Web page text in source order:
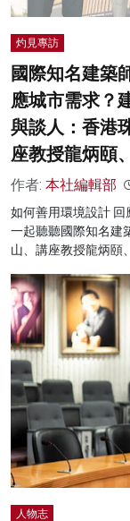
灼見專訪
國際知名建築
應城市需求？
與談人：香港
座教授龍炳頤
作者: 本社編輯部
如何善用環境設計 回
一起聽聽國際知名建
山、講座教授龍炳頤
人物志